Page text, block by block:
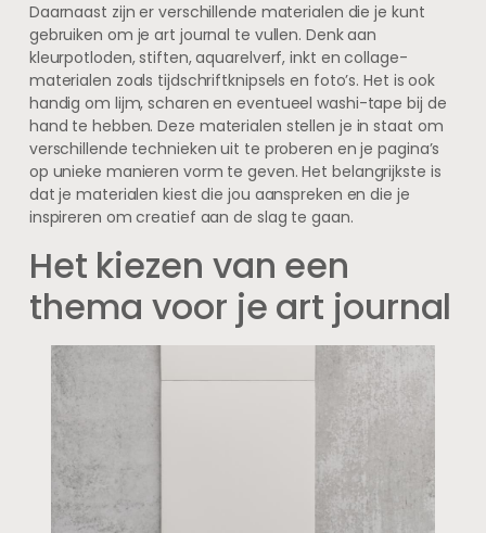
Daarnaast zijn er verschillende materialen die je kunt
gebruiken om je art journal te vullen. Denk aan
kleurpotloden, stiften, aquarelverf, inkt en collage-
materialen zoals tijdschriftknipsels en foto’s. Het is ook
handig om lijm, scharen en eventueel washi-tape bij de
hand te hebben. Deze materialen stellen je in staat om
verschillende technieken uit te proberen en je pagina’s
op unieke manieren vorm te geven. Het belangrijkste is
dat je materialen kiest die jou aanspreken en die je
inspireren om creatief aan de slag te gaan.
Het kiezen van een
thema voor je art journal